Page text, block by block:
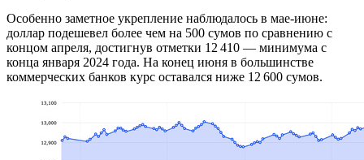
Особенно заметное укрепление наблюдалось в мае-июне:
доллар подешевел более чем на 500 сумов по сравнению с
концом апреля, достигнув отметки 12 410 — минимума с
конца января 2024 года. На конец июня в большинстве
коммерческих банков курс оставался ниже 12 600 сумов.